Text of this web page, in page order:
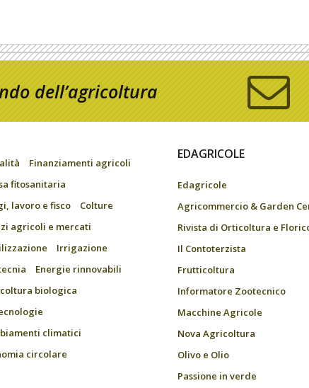
dell’agricoltura
Finanziamenti agricoli
fitosanitaria
lavoro e fisco
Colture
agricoli e mercati
Irrigazione
Energie rinnovabili
biologica
climatici
circolare
EDAGRICOLE
Edagricole
Agricommercio & Garden
Rivista di Orticoltura e
Il Contoterzista
Frutticoltura
Informatore Zootecnico
Macchine Agricole
Nova Agricoltura
Olivo e Olio
Passione in verde